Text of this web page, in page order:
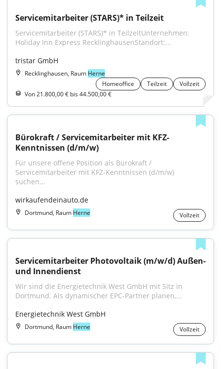
Servicemitarbeiter (STARS)* in Teilzeit
Servicemitarbeiter (STARS)* in TeilzeitUnternehmen:
Holiday Inn Express RecklinghausenStandort:...
tristar GmbH
Recklinghausen, Raum Herne
Homeoffice
Teilzeit
Vollzeit
Von 21.800,00 € bis 44.500,00 €
Bürokraft / Servicemitarbeiter mit KFZ-
Kenntnissen (d/m/w)
Für unsere offene Position als Bürokraft /
Servicemitarbeiter mit KFZ-Kenntnissen (d/m/w)
suchen...
wirkaufendeinauto.de
Dortmund, Raum Herne Vollzeit
Servicemitarbeiter Photovoltaik (m/w/d) Außen-
und Innendienst
Wir sind die Energietechnik West GmbH mit Sitz in
Dortmund. Als dynamischer EPC-Partner planen,...
Energietechnik West GmbH
Dortmund, Raum Herne Vollzeit